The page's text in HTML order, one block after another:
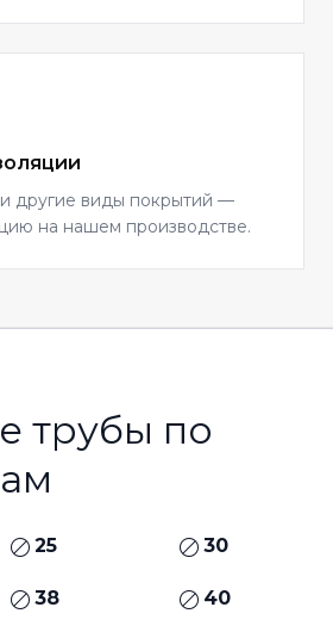
виды покрытий —
на нашем производстве.
трубы по
25 30
38 40